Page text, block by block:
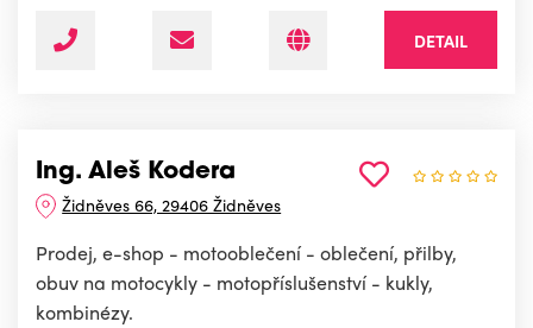
DETAIL
Ing. Aleš Kodera
Židněves 66, 29406 Židněves
Prodej, e-shop - motooblečení - oblečení, přilby,
obuv na motocykly - motopříslušenství - kukly,
kombinézy.